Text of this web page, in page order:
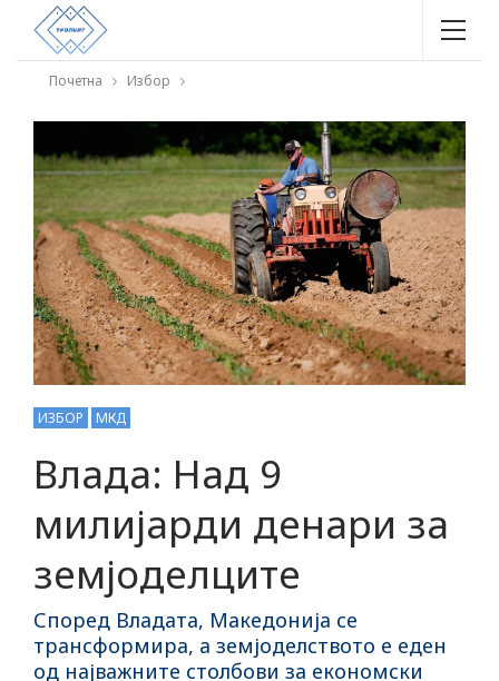
Почетна Избор
ИЗБОР МКД
Влада: Над 9
милијарди денари за
земјоделците
Според Владата, Македонија се
трансформира, а земјоделството е еден
од најважните столбови за економски